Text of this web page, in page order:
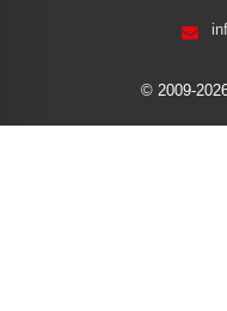
© 2009-